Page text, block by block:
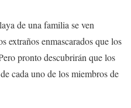
de una familia se ven
extraños enmascarados que los
pronto descubrirán que los
cada uno de los miembros de